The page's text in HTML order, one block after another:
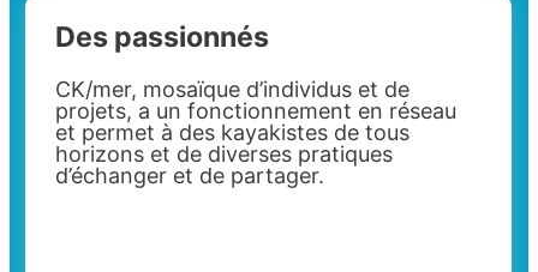
Des passionnés
CK/mer, mosaïque d’individus et de
projets, a un fonctionnement en réseau
et permet à des kayakistes de tous
horizons et de diverses pratiques
d’échanger et de partager.